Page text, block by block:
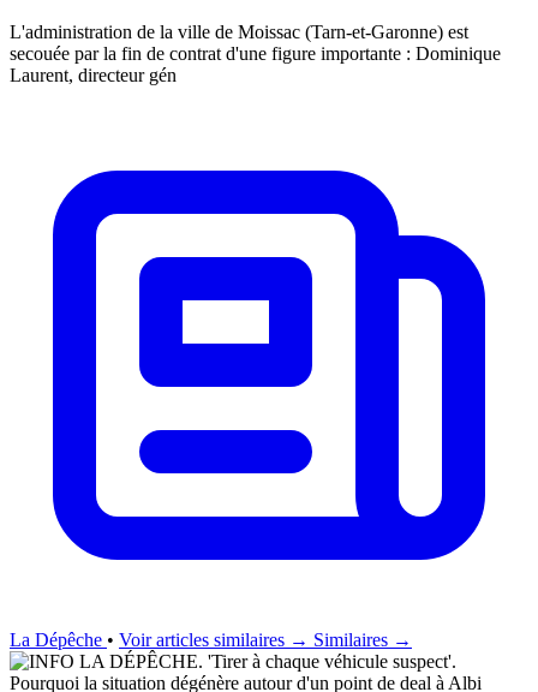
L'administration de la ville de Moissac (Tarn-et-Garonne) est
secouée par la fin de contrat d'une figure importante : Dominique
Laurent, directeur gén
La Dépêche • Voir articles similaires → Similaires →